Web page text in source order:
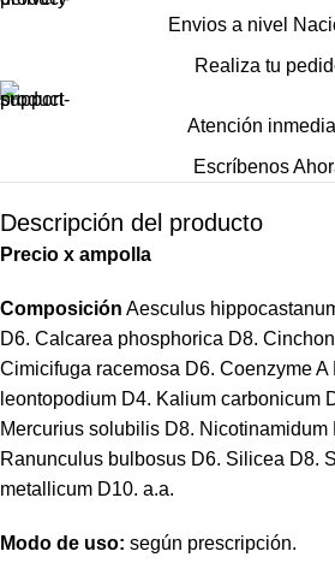
Envios a nivel
Realiza tu
Atención
Escríbenos
Descripción del producto
Precio x ampolla
Composición Aesculus
D6. Calcarea phosphorica D8.
Cimicifuga racemosa D6. Coenzyme A
leontopodium D4. Kalium carbonicum
Mercurius solubilis D8. Nicotinamidum
Ranunculus bulbosus D6. Silicea D8.
metallicum D10. a.a.
Modo de uso: según prescripción.